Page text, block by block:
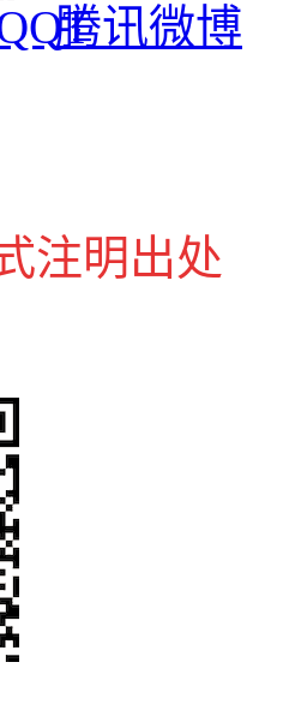
腾讯微博
注明出处